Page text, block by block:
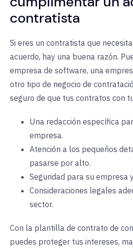
contratista
Si eres un contratista que
acuerdo, hay una buena razón.
empresa de software, una
otro tipo de negocio de
seguro de que tus contratos con
Una redacción específica
empresa.
Atención a los pequeños
pasarse por alto.
Seguridad para su empresa
Consideraciones legales
sector.
Con la plantilla de contrato de
puedes proteger tus intereses,